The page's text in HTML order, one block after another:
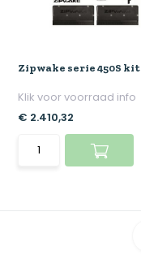
Zipwake serie 450S kit
Klik voor voorraad info
€ 2.410,32